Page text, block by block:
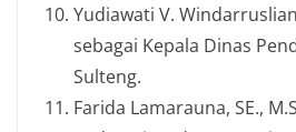
Yudiawati V.
sebagai Kepala Dinas
Sulteng.
Farida Lamarauna, SE.,